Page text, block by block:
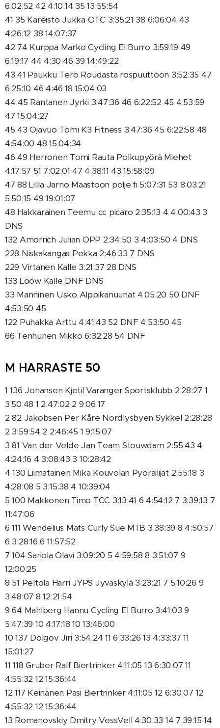
6:02:52 42 4:10:14 35 13:55:54
41 35 Kareisto Jukka OTC 3:35:21 38 6:06:04 43
4:26:12 38 14:07:37
42 74 Kurppa Marko Cycling El Burro 3:59:19 49
6:19:17 44 4:30:46 39 14:49:22
43 41 Paukku Tero Roudasta rospuuttoon 3:52:35 47
6:25:10 46 4:46:18 15:04:03
44 45 Rantanen Jyrki 3:47:36 46 6:22:52 45 4:53:59
47 15:04:27
45 43 Ojavuo Tomi K3 Fitness 3:47:36 45 6:22:58 48
4:54:00 48 15:04:34
46 49 Herronen Tomi Rauta Polkupyörä Miehet
4:17:57 51 7:02:01 47 4:38:11 43 15:58:09
47 88 Lillia Jarno Maastoon polje.fi 5:07:31 53 8:03:21
5:50:15 49 19:01:07
48 Hakkarainen Teemu cc picaro 2:35:13 4 4:00:43 3
DNS
132 Amorrich Julian OPP 2:34:50 3 4:03:50 4 DNS
228 Niskakangas Pekka 2:46:33 7 DNS
229 Virtanen Kalle 3:21:37 28 DNS
133 Lööw Kalle DNF DNS
33 Manninen Usko Alppikanuunat 4:05:20 50 DNF
4:53:50 45
122 Puhakka Arttu 4:41:43 52 DNF 4:53:50 45
66 Tenhunen Mikko 6:32:28 54 DNF
M HARRASTE 50
1 136 Johansen Kjetil Varanger Sportsklubb 2:28:27 1
3:50:48 1 2:47:02 2 9:06:17
2 82 Jakobsen Per Kåre Nordlysbyen Sykkel 2:28:28
2 3:59:54 2 2:46:45 1 9:15:07
3 81 Van der Velde Jan Team Stouwdam 2:55:43 4
4:24:16 4 3:08:43 3 10:28:42
4 130 Liimatainen Mika Kouvolan Pyöräilijät 2:55:18 3
4:28:08 5 3:15:38 4 10:39:04
5 100 Makkonen Timo TCC 3:13:41 6 4:54:12 7 3:39:13 7
11:47:06
6 111 Wendelius Mats Curly Sue MTB 3:38:39 8 4:50:57
6 3:28:16 6 11:57:52
7 104 Sariola Olavi 3:09:20 5 4:59:58 8 3:51:07 9
12:00:25
8 51 Peltola Harri JYPS Jyväskylä 3:23:21 7 5:10:26 9
3:48:07 8 12:21:54
9 64 Mahlberg Hannu Cycling El Burro 3:41:03 9
5:47:39 10 4:17:18 10 13:46:00
10 137 Dolgov Jiri 3:54:24 11 6:33:26 13 4:33:37 11
15:01:27
11 118 Gruber Ralf Biertrinker 4:11:05 13 6:30:07 11
4:55:32 12 15:36:44
12 117 Keinänen Pasi Biertrinker 4:11:05 12 6:30:07 12
4:55:32 12 15:36:44
13 Romanovskiy Dmitry VessVell 4:30:33 14 7:39:15 14